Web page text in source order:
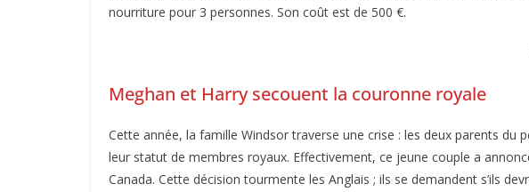
nourriture pour 3 personnes. Son coût est de 500 €.
Meghan et Harry secouent la couronne royale
Cette année, la famille Windsor traverse une crise : les deux parents du
leur statut de membres royaux. Effectivement, ce jeune couple a
Canada. Cette décision tourmente les Anglais ; ils se demandent s’ils